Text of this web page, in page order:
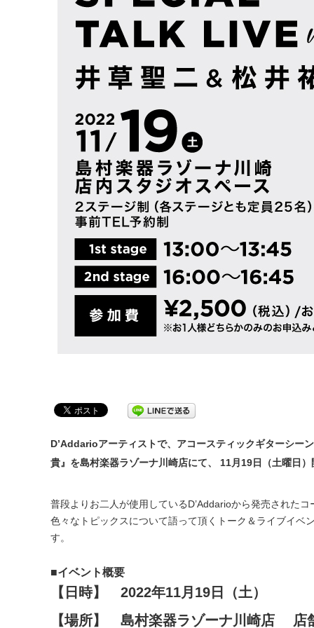
D’Addarioアーティストで、アコースティックギターシ
貴』を島村楽器ラゾーナ川崎店にて、 11月19日（土曜日）
普段よりお二人が使用しているD’Addarioから発売された
色々なトピックスについて語って頂くトーク＆ライブイベ
す。
■イベント概要
【日時】 2022年11月19日（土）
【場所】 島村楽器ラゾーナ川崎店 店